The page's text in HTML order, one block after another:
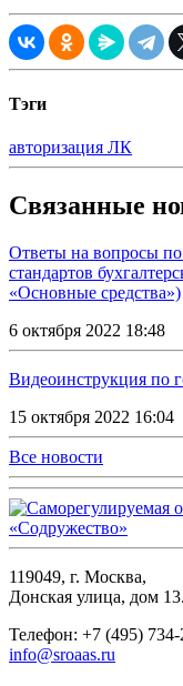
Тэги
авторизация ЛК
Связанные
Ответы на вопросы
стандартов
«Основные средства»)
6 октября 2022 18:48
Видеоинструкция по
15 октября 2022 16:04
Все новости
119049, г. Москва,
Донская улица, дом 13.
Телефон: +7 (495) 734-
info@sroaas.ru